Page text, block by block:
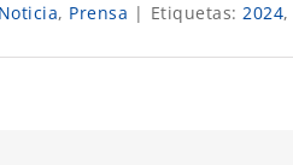
Noticia, Prensa | Etiquetas: 2024,